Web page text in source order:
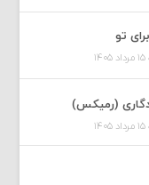
تو
(رمیکس)